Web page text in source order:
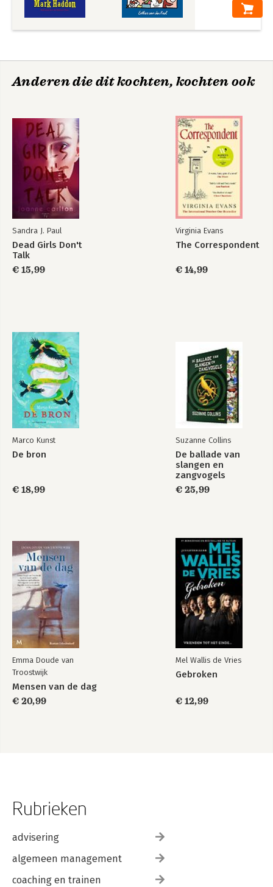
Anderen die dit kochten, kochten ook
Sandra J. Paul
Dead Girls Don't
Talk
€ 15,99
Virginia Evans
The Correspondent
€ 14,99
Marco Kunst
De bron
€ 18,99
Suzanne Collins
De ballade van
slangen en
zangvogels
€ 25,99
Emma Doude van
Troostwijk
Mensen van de dag
€ 20,99
Mel Wallis de Vries
Gebroken
€ 12,99
Rubrieken
advisering
algemeen management
coaching en trainen